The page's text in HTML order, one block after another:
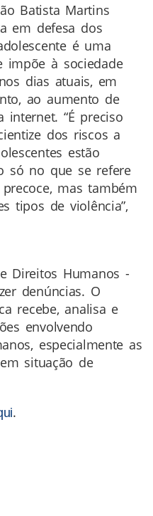
Batista Martins
em defesa dos
é uma
impõe à sociedade
dias atuais, em
ao aumento de
internet. “É preciso
dos riscos a
estão
só no que se refere
mas também
tipos de violência”,
Direitos Humanos -
denúncias. O
recebe, analisa e
envolvendo
especialmente as
situação de
.